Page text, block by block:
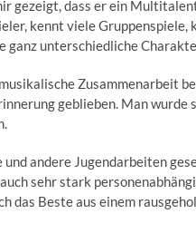
gezeigt, dass er ein
kennt viele Gruppenspiele,
ganz unterschiedliche
Zusammenarbeit
geblieben. Man
andere Jugendarbeiten
sehr stark
das Beste aus einem